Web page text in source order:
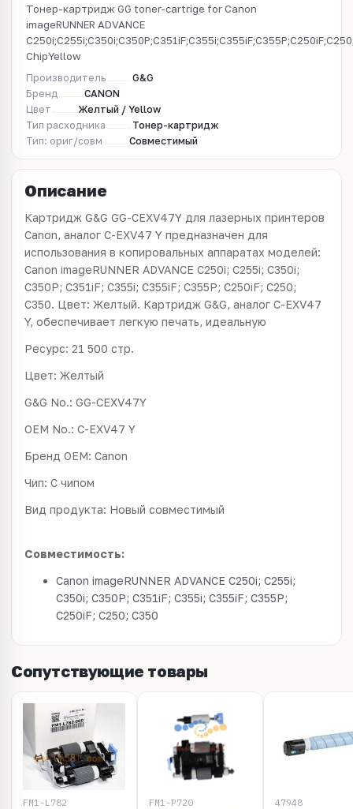
Тонер-картридж GG toner-cartrige for Canon
imageRUNNER ADVANCE
ChipYellow
Производитель
G&G
Бренд
CANON
Цвет
Желтый / Yellow
Тип расходника
Тонер-картридж
Тип: ориг/совм
Совместимый
Описание
Картридж G&G GG-CEXV47Y для лазерных принтеров
Canon, аналог C-EXV47 Y предназначен для
использования в копировальных аппаратах моделей:
Canon imageRUNNER ADVANCE C250i; C255i; C350i;
C350P; C351iF; C355i; C355iF; C355P; C250iF; C250;
C350. Цвет: Желтый. Картридж G&G, аналог C-EXV47
Y, обеспечивает легкую печать, идеальную
Ресурс: 21 500 стр.
Цвет: Желтый
G&G No.: GG-CEXV47Y
OEM No.: C-EXV47 Y
Бренд ОЕМ: Canon
Чип: С чипом
Вид продукта: Новый совместимый
Совместимость:
Canon imageRUNNER ADVANCE C250i; C255i;
C350i; C350P; C351iF; C355i; C355iF; C355P;
C250iF; C250; C350
Сопутствующие товары
FM1-L782
FM1-P720
47948